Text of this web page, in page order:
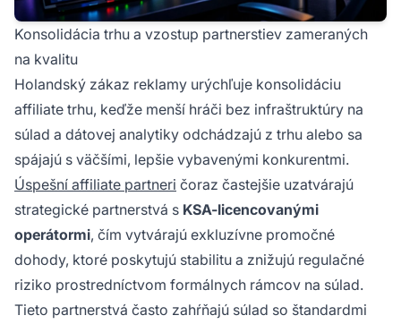
Konsolidácia trhu a vzostup partnerstiev zameraných
na kvalitu
Holandský zákaz reklamy urýchľuje konsolidáciu
affiliate trhu, keďže menší hráči bez infraštruktúry na
súlad a dátovej analytiky odchádzajú z trhu alebo sa
spájajú s väčšími, lepšie vybavenými konkurentmi.
Úspešní affiliate partneri čoraz častejšie uzatvárajú
strategické partnerstvá s KSA-licencovanými
operátormi, čím vytvárajú exkluzívne promočné
dohody, ktoré poskytujú stabilitu a znižujú regulačné
riziko prostredníctvom formálnych rámcov na súlad.
Tieto partnerstvá často zahŕňajú súlad so štandardmi